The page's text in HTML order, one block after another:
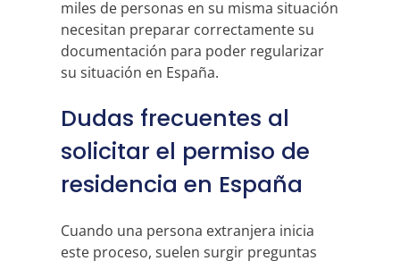
miles de personas en su misma situación
necesitan preparar correctamente su
documentación para poder regularizar
su situación en España.
Dudas frecuentes al
solicitar el permiso de
residencia en España
Cuando una persona extranjera inicia
este proceso, suelen surgir preguntas